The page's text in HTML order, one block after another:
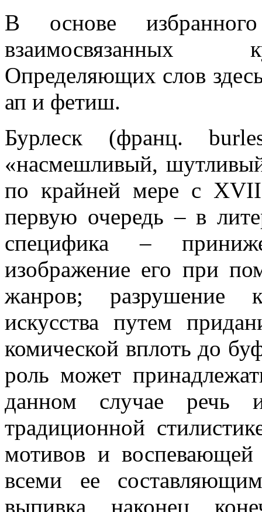
В основе
взаимосвязанных
Определяющих слов
ап и фетиш.
Бурлеск (франц.
«насмешливый,
по крайней мере с XVII
первую очередь – в
специфика –
изображение его при
жанров; разрушение
искусства путем
комической вплоть до
роль может
данном случае речь
традиционной
мотивов и
всеми ее
выпивка, наконец,